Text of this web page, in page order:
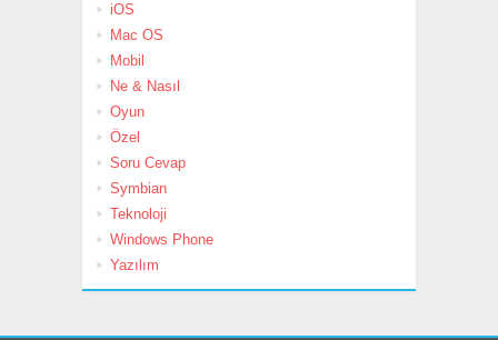
iOS
Mac OS
Mobil
Ne & Nasıl
Oyun
Özel
Soru Cevap
Symbian
Teknoloji
Windows Phone
Yazılım